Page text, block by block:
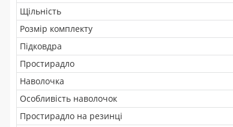
Щільність
Розмір комплекту
Підковдра
Простирадло
Наволочка
Особливість наволочок
Простирадло на резинці